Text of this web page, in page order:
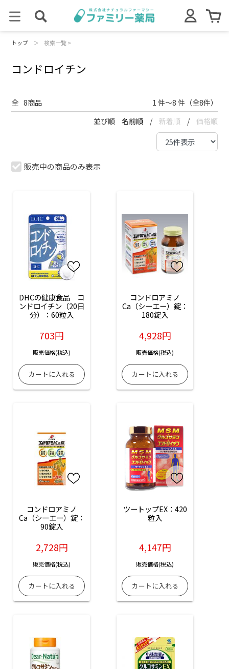
トップ ＞ 検索一覧 >
コンドロイチン
全 8商品 1 件～8 件（全8件）
並び順 名前順 / 新着順 / 価格順
販売中の商品のみ表示
DHCの健康食品　コ
ンドロイチン（20日
分）：60粒入
703円
販売価格(税込)
コンドロアミノ
Ca（シーエー）錠：
180錠入
4,928円
販売価格(税込)
コンドロアミノ
Ca（シーエー）錠：
90錠入
2,728円
販売価格(税込)
ツートップEX：420
粒入
4,147円
販売価格(税込)